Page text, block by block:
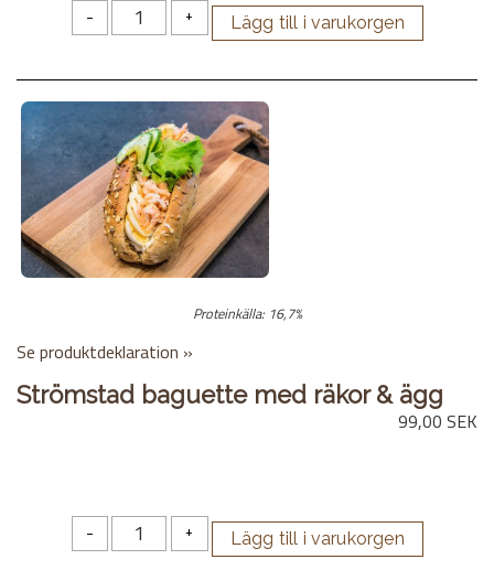
- +
Proteinkälla: 16,7%
Se produktdeklaration »
Strömstad baguette med räkor & ägg
99,00 SEK
- +